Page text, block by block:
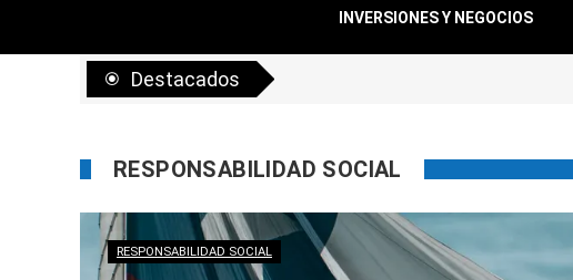
INVERSIONES Y NEGOCIOS
Destacados
RESPONSABILIDAD SOCIAL
RESPONSABILIDAD SOCIAL